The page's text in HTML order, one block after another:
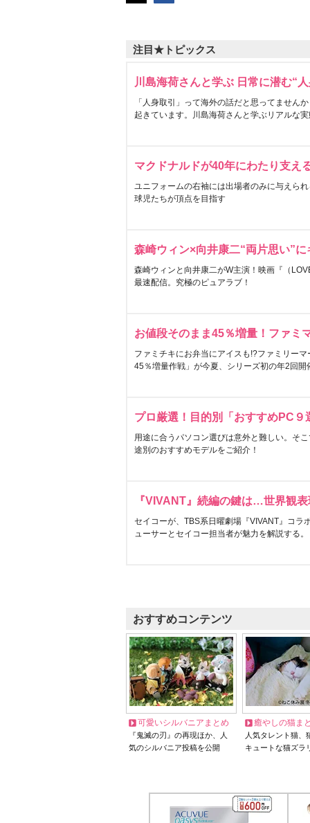
注目★トピックス
川島海荷さんと学ぶ 日常に潜む“
「人身取引」って海外の話だと思ってません
起きています。川島海荷さんと学ぶリアルな
マクドナルドが40年にわたり支え
ユニフォームの右袖には出場者のみに与えら
球児たちが頂点を目指す
森崎ウィン×向井康二“両片思い”
森崎ウィンと向井康二がW主演！映画『（
最速配信。究極のピュアラブ！
お値段そのまま45％増量！ファミ
ファミチキにお弁当にアイスも!?ファミリー
45％増量作戦」が今夏、シリーズ初の年2回開
プロ厳選！目的別「おすすめPC９
用途に合うパソコン選びは意外と難しい。そ
途別のおすすめモデルをご紹介！
『VIVANT』続編の鍵は…世界観
セイコーが、TBS系日曜劇場『VIVANT』コラ
ューサーとセイコー担当者が魅力を解説する。
おすすめコンテンツ
可愛いシルバニアまとめ
『鬼滅の刃』の再現ほか、人
気のシルバニア投稿を公開
癒やしの猫ま
人気タレント猫
キュートな猫ズラ